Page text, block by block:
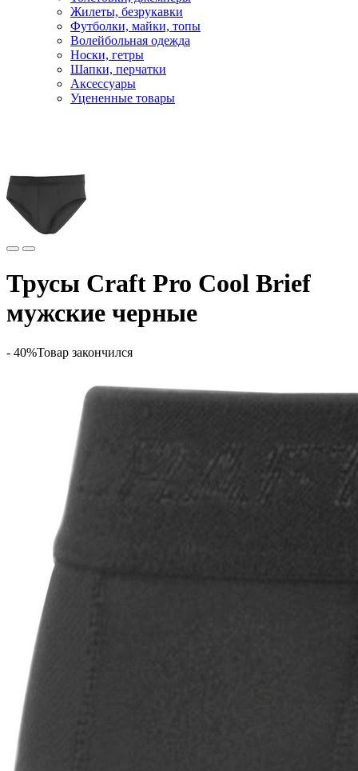
Жилеты, безрукавки
Футболки, майки, топы
Волейбольная одежда
Носки, гетры
Шапки, перчатки
Аксессуары
Уцененные товары
Трусы Craft Pro Cool Brief
мужские черные
- 40%Товар закончился